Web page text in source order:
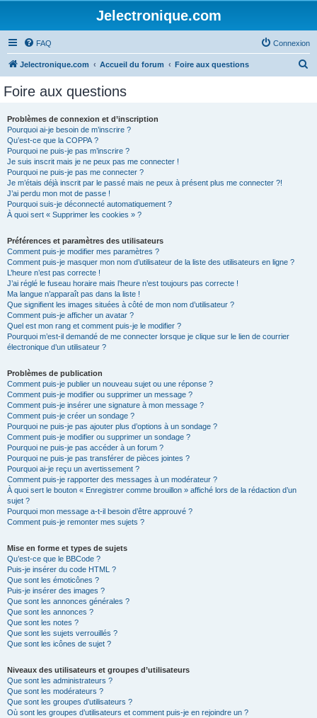
Jelectronique.com
FAQ Connexion
Jelectronique.com Accueil du forum Foire aux questions
Foire aux questions
Problèmes de connexion et d’inscription
Pourquoi ai-je besoin de m’inscrire ?
Qu’est-ce que la COPPA ?
Pourquoi ne puis-je pas m’inscrire ?
Je suis inscrit mais je ne peux pas me connecter !
Pourquoi ne puis-je pas me connecter ?
Je m’étais déjà inscrit par le passé mais ne peux à présent plus me connecter ?!
J’ai perdu mon mot de passe !
Pourquoi suis-je déconnecté automatiquement ?
À quoi sert « Supprimer les cookies » ?
Préférences et paramètres des utilisateurs
Comment puis-je modifier mes paramètres ?
Comment puis-je masquer mon nom d’utilisateur de la liste des utilisateurs en ligne ?
L’heure n’est pas correcte !
J’ai réglé le fuseau horaire mais l’heure n’est toujours pas correcte !
Ma langue n’apparaît pas dans la liste !
Que signifient les images situées à côté de mon nom d’utilisateur ?
Comment puis-je afficher un avatar ?
Quel est mon rang et comment puis-je le modifier ?
Pourquoi m’est-il demandé de me connecter lorsque je clique sur le lien de courrier
électronique d’un utilisateur ?
Problèmes de publication
Comment puis-je publier un nouveau sujet ou une réponse ?
Comment puis-je modifier ou supprimer un message ?
Comment puis-je insérer une signature à mon message ?
Comment puis-je créer un sondage ?
Pourquoi ne puis-je pas ajouter plus d’options à un sondage ?
Comment puis-je modifier ou supprimer un sondage ?
Pourquoi ne puis-je pas accéder à un forum ?
Pourquoi ne puis-je pas transférer de pièces jointes ?
Pourquoi ai-je reçu un avertissement ?
Comment puis-je rapporter des messages à un modérateur ?
À quoi sert le bouton « Enregistrer comme brouillon » affiché lors de la rédaction d’un
sujet ?
Pourquoi mon message a-t-il besoin d’être approuvé ?
Comment puis-je remonter mes sujets ?
Mise en forme et types de sujets
Qu’est-ce que le BBCode ?
Puis-je insérer du code HTML ?
Que sont les émoticônes ?
Puis-je insérer des images ?
Que sont les annonces générales ?
Que sont les annonces ?
Que sont les notes ?
Que sont les sujets verrouillés ?
Que sont les icônes de sujet ?
Niveaux des utilisateurs et groupes d’utilisateurs
Que sont les administrateurs ?
Que sont les modérateurs ?
Que sont les groupes d’utilisateurs ?
Où sont les groupes d’utilisateurs et comment puis-je en rejoindre un ?